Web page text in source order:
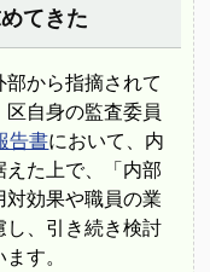
てきた
から指摘されて
自身の監査委員
告書において、内
た上で、「内部
効果や職員の業
、引き続き検討
す。